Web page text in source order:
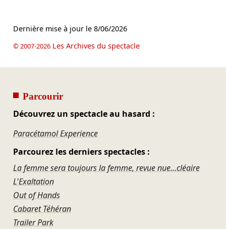
Dernière mise à jour le 8/06/2026
© 2007-2026Les Archives du spectacle
Parcourir
Découvrez un spectacle au hasard :
Paracétamol Experience
Parcourez les derniers spectacles :
La femme sera toujours la femme, revue nue...cléaire
L'Exaltation
Out of Hands
Cabaret Téhéran
Trailer Park